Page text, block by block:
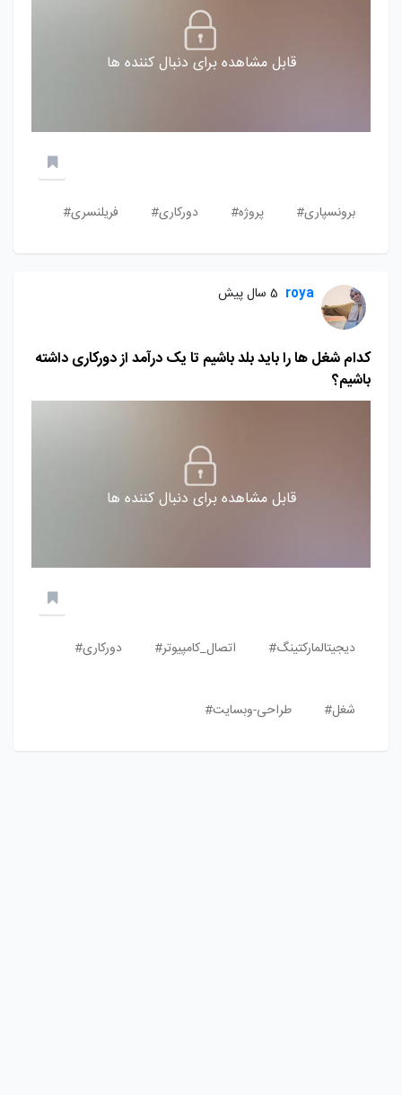
قابل مشاهده برای دنبال کننده ها
برونسپاری# پروژه# دورکاری# فریلنسری#
roya 5 سال پیش
کدام شغل ها را باید بلد باشیم تا یک درآمد از دورکاری داشته
باشیم؟
قابل مشاهده برای دنبال کننده ها
دیجیتالمارکتینگ# اتصال_کامپیوتر# دورکاری#
شغل# طراحی-وبسایت#